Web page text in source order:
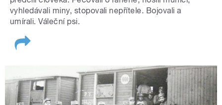
vyhledávali miny, stopovali nepřítele. Bojovali a
umírali. Váleční psi.